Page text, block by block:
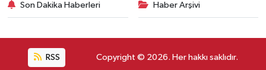
Son Dakika Haberleri Haber Arşivi
RSS Copyright © 2026. Her hakkı saklıdır.